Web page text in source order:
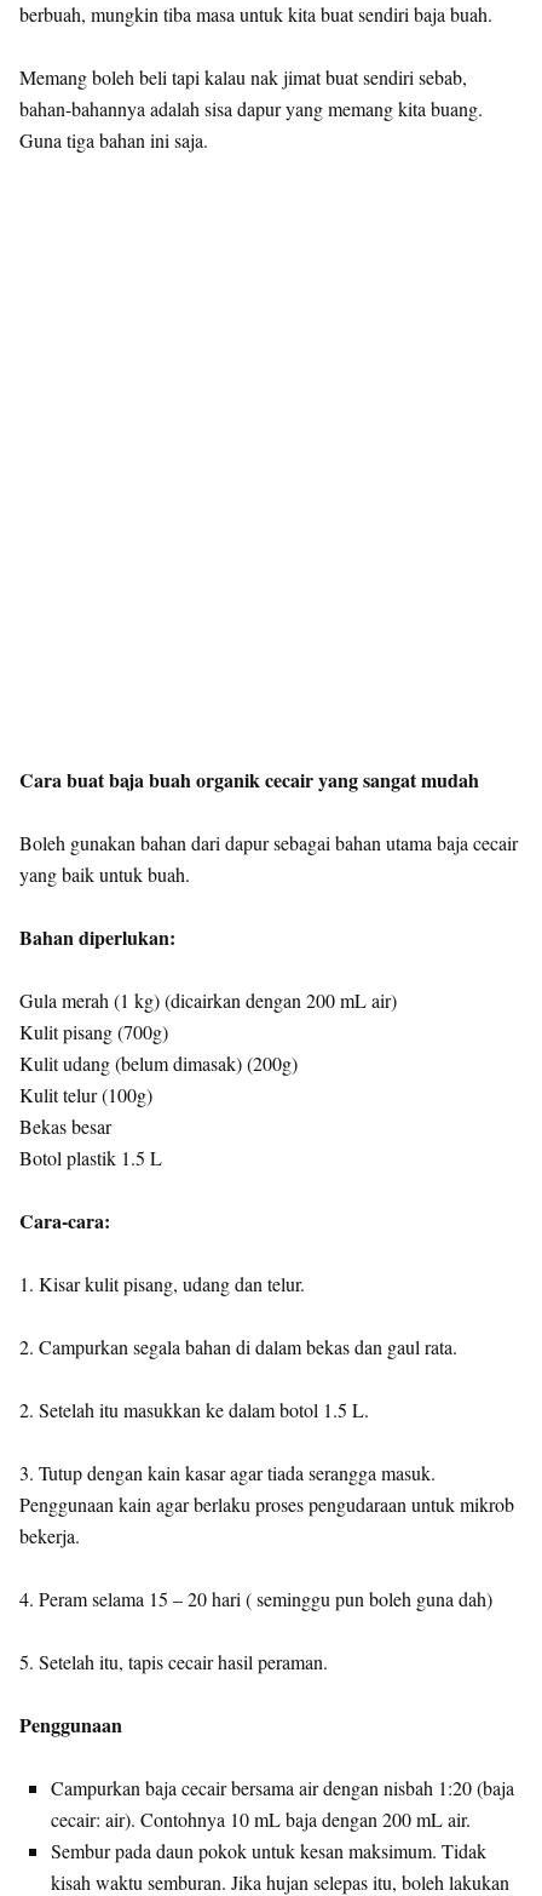
berbuah, mungkin tiba masa untuk kita buat sendiri baja buah.
Memang boleh beli tapi kalau nak jimat buat sendiri sebab,
bahan-bahannya adalah sisa dapur yang memang kita buang.
Guna tiga bahan ini saja.
Cara buat baja buah organik cecair yang sangat mudah
Boleh gunakan bahan dari dapur sebagai bahan utama baja cecair
yang baik untuk buah.
Bahan diperlukan:
Gula merah (1 kg) (dicairkan dengan 200 mL air)
Kulit pisang (700g)
Kulit udang (belum dimasak) (200g)
Kulit telur (100g)
Bekas besar
Botol plastik 1.5 L
Cara-cara:
1. Kisar kulit pisang, udang dan telur.
2. Campurkan segala bahan di dalam bekas dan gaul rata.
2. Setelah itu masukkan ke dalam botol 1.5 L.
3. Tutup dengan kain kasar agar tiada serangga masuk.
Penggunaan kain agar berlaku proses pengudaraan untuk mikrob
bekerja.
4. Peram selama 15 – 20 hari ( seminggu pun boleh guna dah)
5. Setelah itu, tapis cecair hasil peraman.
Penggunaan
Campurkan baja cecair bersama air dengan nisbah 1:20 (baja
cecair: air). Contohnya 10 mL baja dengan 200 mL air.
Sembur pada daun pokok untuk kesan maksimum. Tidak
kisah waktu semburan. Jika hujan selepas itu, boleh lakukan